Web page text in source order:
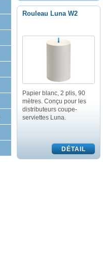
Rouleau Luna W2
Papier blanc, 2 plis, 90
mètres. Conçu pour les
distributeurs coupe-
serviettes Luna.